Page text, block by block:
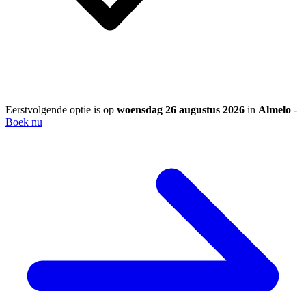
Eerstvolgende optie is op woensdag 26 augustus 2026 in Almelo -
Boek nu